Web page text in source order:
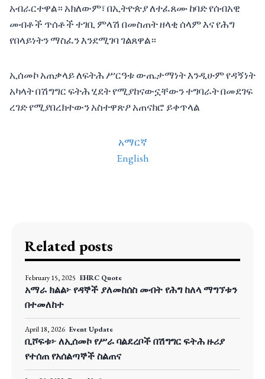
አብራርተዋል። አክለውም፣ በኢትዮጵያ ለተፈጸሙ ከባድ የሰብአዊ
መብቶች ጥሰቶች ተገቢ ምላሽ በመስጠት ዘላቂ ሰላም እና የሕግ
የበላይነትን ማስፈን እንደሚገባ ገልጸዋል።
ኢሰመኮ አጠቃላይ ለፍትሕ ሥርዓቱ ውጤታማነት እንዲሁም የዳኝነት
አካላት በሽግግር ፍትሕ ሂደት የሚያከናውኗቸውን ተግባራት በመደገፍ
ረገድ የሚያበረክተውን አስተዋጽዖ አጠናክሮ ይቀጥላል
አማርኛ
English
Related posts
February 15, 2025 EHRC Quote
አማራ ክልል፦ የዳኞች ያለመከሰስ መብት የሕግ ከለላ ማግኘቱን
በተመለከተ
April 18, 2026 Event Update
ቢሾፍቱ፦ ለኢሰመኮ የሥራ ባልደረቦች በሽግግር ፍትሕ ዙሪያ
የተሰጠ የአሰልጣኞች ስልጠና